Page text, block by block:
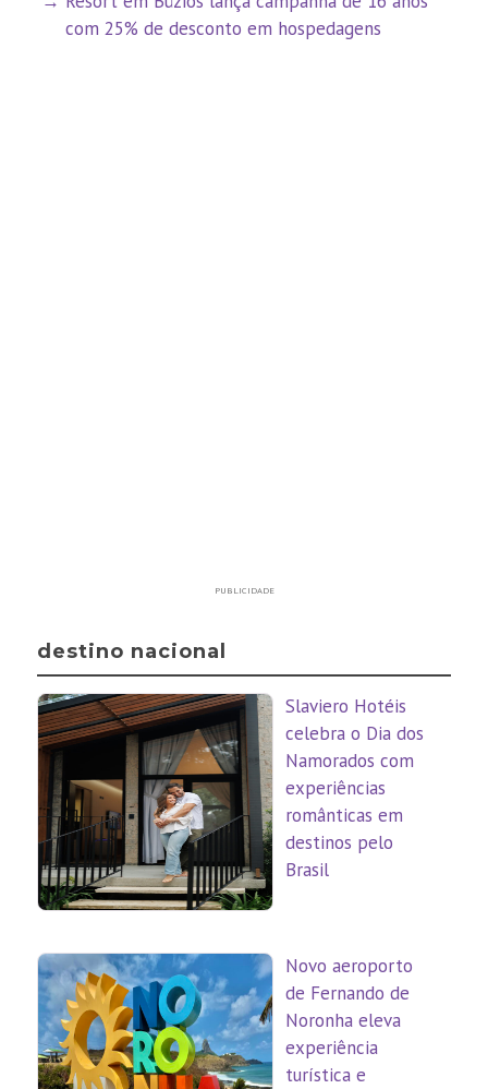
com 25% de desconto em hospedagens
PUBLICIDADE
destino nacional
Slaviero Hotéis
celebra o Dia dos
Namorados com
experiências
românticas em
destinos pelo
Brasil
Novo aeroporto
de Fernando de
Noronha eleva
experiência
turística e